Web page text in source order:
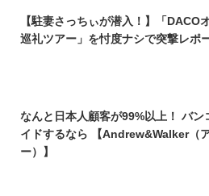
【駐妻さっちぃが潜入！】「DACO
巡礼ツアー」を忖度ナシで突撃レポ
なんと日本人顧客が99%以上！ バン
イドするなら 【Andrew&Walker（
ー）】